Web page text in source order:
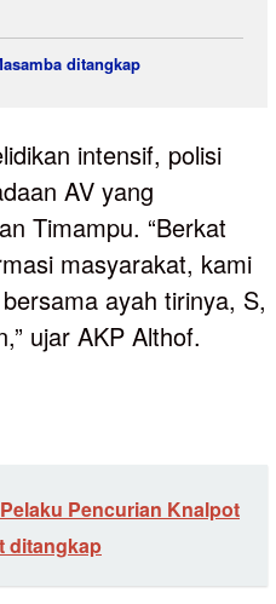
ditangkap
intensif, polisi
AV yang
Timampu. “Berkat
masyarakat, kami
ayah tirinya, S,
ujar AKP Althof.
Pencurian Knalpot
ditangkap